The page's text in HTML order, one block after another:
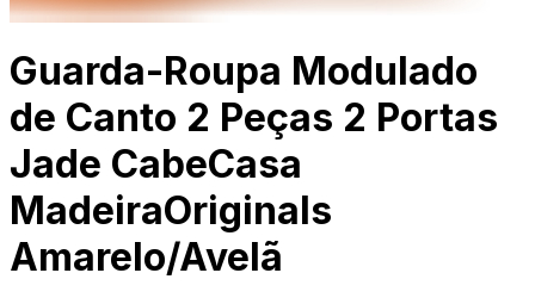
Guarda-Roupa Modulado
de Canto 2 Peças 2 Portas
Jade CabeCasa
MadeiraOriginals
Amarelo/Avelã